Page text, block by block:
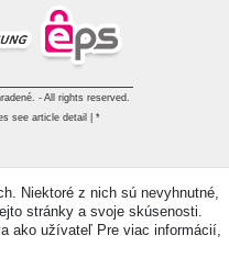
- All rights reserved.
see article detail | *
Niektoré z nich sú nevyhnutné,
stránky a svoje skúsenosti.
ako užívateľ Pre viac informácií,
here Kontakt